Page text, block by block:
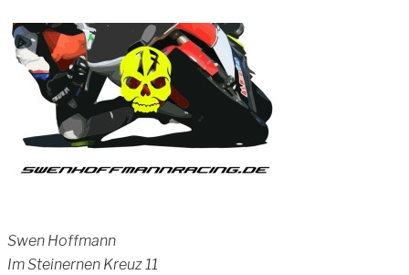
Swen Hoffmann
Im Steinernen Kreuz 11